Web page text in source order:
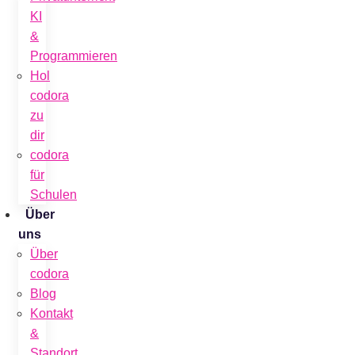
KI
&
Programmieren
Hol
codora
zu
dir
codora
für
Schulen
Über
uns
Über
codora
Blog
Kontakt
&